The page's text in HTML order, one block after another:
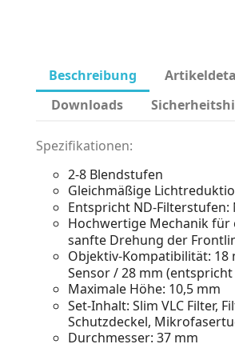
Beschreibung
Downloads
Spezifikationen:
2-8 Blendstufen
Gleichmäßige
Entspricht ND-Filterstufen:
Hochwertige Mechanik für
sanfte Drehung der
Objektiv-Kompatibilität: 18
Sensor / 28 mm
Maximale Höhe: 10,5 mm
Set-Inhalt: Slim VLC Filter,
Schutzdeckel,
Durchmesser: 37 mm